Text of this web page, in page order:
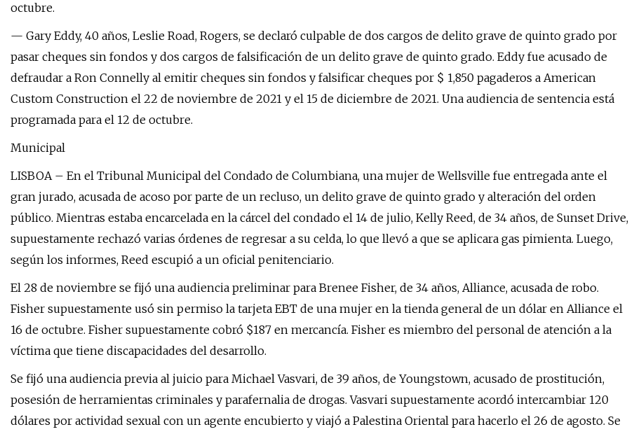
octubre.
— Gary Eddy, 40 años, Leslie Road, Rogers, se declaró culpable de dos cargos de delito grave de quinto grado por
pasar cheques sin fondos y dos cargos de falsificación de un delito grave de quinto grado. Eddy fue acusado de
defraudar a Ron Connelly al emitir cheques sin fondos y falsificar cheques por $ 1,850 pagaderos a American
Custom Construction el 22 de noviembre de 2021 y el 15 de diciembre de 2021. Una audiencia de sentencia está
programada para el 12 de octubre.
Municipal
LISBOA – En el Tribunal Municipal del Condado de Columbiana, una mujer de Wellsville fue entregada ante el
gran jurado, acusada de acoso por parte de un recluso, un delito grave de quinto grado y alteración del orden
público. Mientras estaba encarcelada en la cárcel del condado el 14 de julio, Kelly Reed, de 34 años, de Sunset Drive,
supuestamente rechazó varias órdenes de regresar a su celda, lo que llevó a que se aplicara gas pimienta. Luego,
según los informes, Reed escupió a un oficial penitenciario.
El 28 de noviembre se fijó una audiencia preliminar para Brenee Fisher, de 34 años, Alliance, acusada de robo.
Fisher supuestamente usó sin permiso la tarjeta EBT de una mujer en la tienda general de un dólar en Alliance el
16 de octubre. Fisher supuestamente cobró $187 en mercancía. Fisher es miembro del personal de atención a la
víctima que tiene discapacidades del desarrollo.
Se fijó una audiencia previa al juicio para Michael Vasvari, de 39 años, de Youngstown, acusado de prostitución,
posesión de herramientas criminales y parafernalia de drogas. Vasvari supuestamente acordó intercambiar 120
dólares por actividad sexual con un agente encubierto y viajó a Palestina Oriental para hacerlo el 26 de agosto. Se